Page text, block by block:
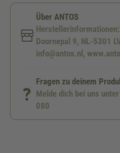
Über ANTOS
Herstellerinformationen:
Doornepal 9, NL-5301
info@antos.nl,
Fragen zu deinem
Melde dich bei uns
080